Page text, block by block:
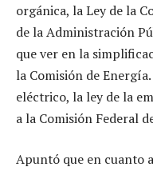
orgánica, la Ley de la
de la Administración
que ver en la
la Comisión de
eléctrico, la ley de la
a la Comisión Federal
Apuntó que en cuanto